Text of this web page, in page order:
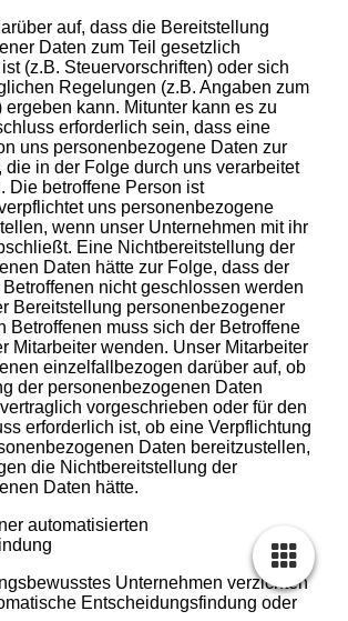
auf, dass die Bereitstellung
Daten zum Teil gesetzlich
(z.B. Steuervorschriften) oder sich
Regelungen (z.B. Angaben zum
ergeben kann. Mitunter kann es zu
erforderlich sein, dass eine
uns personenbezogene Daten zur
die in der Folge durch uns verarbeitet
Die betroffene Person ist
uns personenbezogene
wenn unser Unternehmen mit ihr
Eine Nichtbereitstellung der
Daten hätte zur Folge, dass der
nicht geschlossen werden
Bereitstellung personenbezogener
Betroffenen muss sich der Betroffene
Mitarbeiter wenden. Unser Mitarbeiter
einzelfallbezogen darüber auf, ob
der personenbezogenen Daten
vorgeschrieben oder für den
erforderlich ist, ob eine Verpflichtung
Daten bereitzustellen,
die Nichtbereitstellung der
Daten hätte.
automatisierten
Unternehmen verzichten
Entscheidungsfindung oder